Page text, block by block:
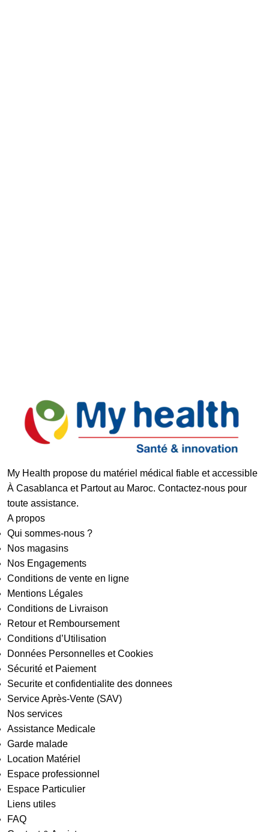
My Health propose du matériel médical fiable et accessible
À Casablanca et Partout au Maroc. Contactez-nous pour
toute assistance.
A propos
Qui sommes-nous ?
Nos magasins
Nos Engagements
Conditions de vente en ligne
Mentions Légales
Conditions de Livraison
Retour et Remboursement
Conditions d’Utilisation
Données Personnelles et Cookies
Sécurité et Paiement
Securite et confidentialite des donnees
Service Après-Vente (SAV)
Nos services
Assistance Medicale
Garde malade
Location Matériel
Espace professionnel
Espace Particulier
Liens utiles
FAQ